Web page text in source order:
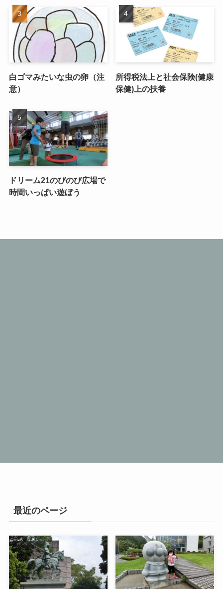
白ゴマみたいな虫の卵（注
意）
所得税法上と社会保険(健康
保健)上の扶養
ドリーム21のびのび広場で
時間いっぱい遊ぼう
最近のページ